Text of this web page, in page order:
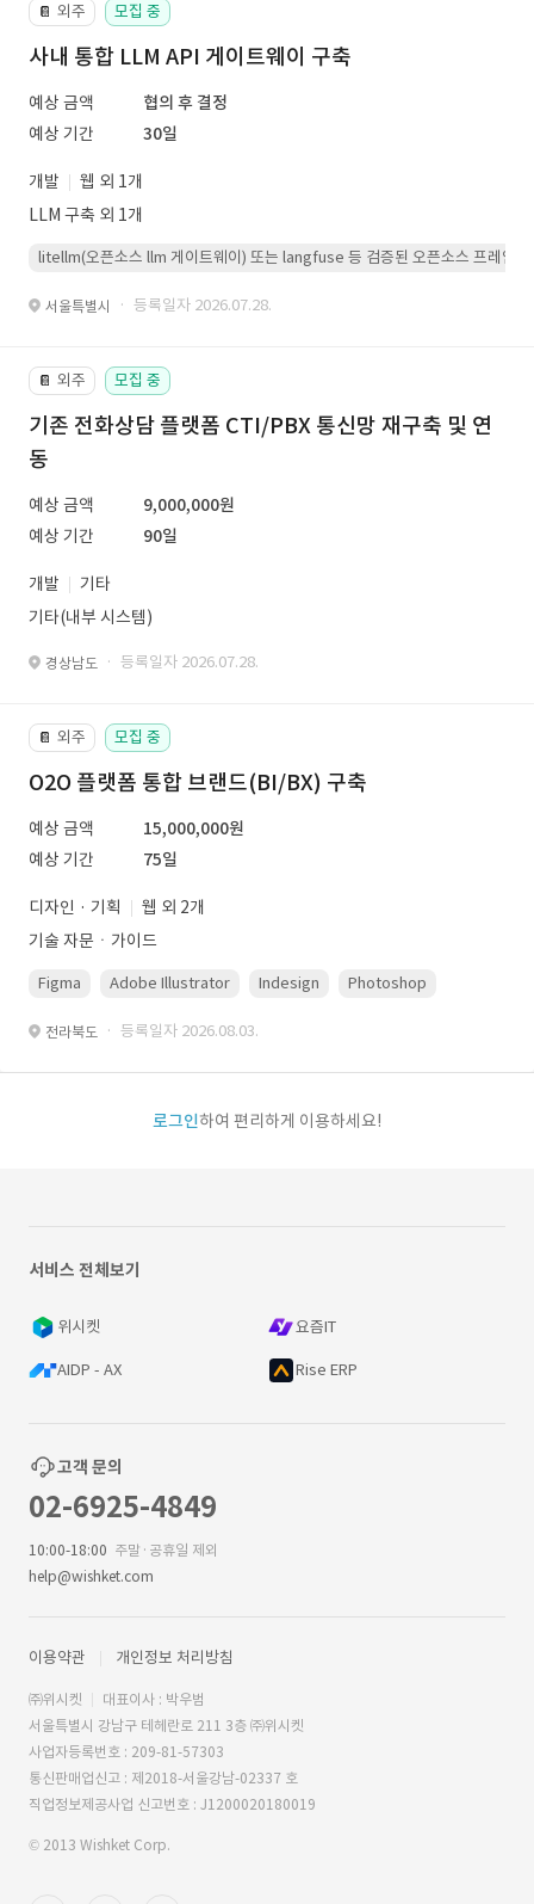
📔 외주 모집 중
사내 통합 LLM API 게이트웨이 구축
예상 금액
협의 후 결정
예상 기간
30일
개발
웹 외 1개
LLM 구축 외 1개
litellm(오픈소스 llm 게이트웨이) 또는 langfuse 등 검증된 오픈소스 프레임워
서울특별시 · 등록일자 2026.07.28.
📔 외주 모집 중
기존 전화상담 플랫폼 CTI/PBX 통신망 재구축 및 연
동
예상 금액
9,000,000원
예상 기간
90일
개발
기타
기타(내부 시스템)
경상남도 · 등록일자 2026.07.28.
📔 외주 모집 중
O2O 플랫폼 통합 브랜드(BI/BX) 구축
예상 금액
15,000,000원
예상 기간
75일
디자인 · 기획
웹 외 2개
기술 자문ㆍ가이드
Figma Adobe Illustrator Indesign Photoshop
전라북도 · 등록일자 2026.08.03.
로그인하여 편리하게 이용하세요!
서비스 전체보기
위시켓 요즘IT
AIDP - AX Rise ERP
고객 문의
02-6925-4849
10:00-18:00 주말·공휴일 제외
help@wishket.com
이용약관 개인정보 처리방침
㈜위시켓
대표이사 : 박우범
서울특별시 강남구 테헤란로 211 3층 ㈜위시켓
사업자등록번호 : 209-81-57303
통신판매업신고 : 제2018-서울강남-02337 호
직업정보제공사업 신고번호 : J1200020180019
© 2013 Wishket Corp.